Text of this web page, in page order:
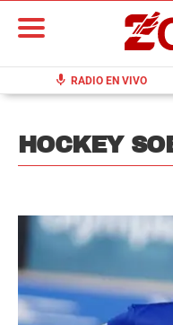
mic RADIO EN VIVO
HOCKEY